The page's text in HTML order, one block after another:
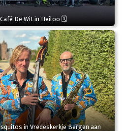
De Wit in Heiloo 🗓
in Vredeskerkje Bergen aan